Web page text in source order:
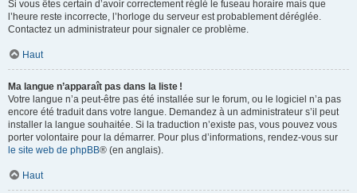
Si vous êtes certain d’avoir correctement réglé le fuseau horaire mais que
l’heure reste incorrecte, l’horloge du serveur est probablement déréglée.
Contactez un administrateur pour signaler ce problème.
Haut
Ma langue n’apparaît pas dans la liste !
Votre langue n’a peut-être pas été installée sur le forum, ou le logiciel n’a pas
encore été traduit dans votre langue. Demandez à un administrateur s’il peut
installer la langue souhaitée. Si la traduction n’existe pas, vous pouvez vous
porter volontaire pour la démarrer. Pour plus d’informations, rendez-vous sur
le site web de phpBB® (en anglais).
Haut